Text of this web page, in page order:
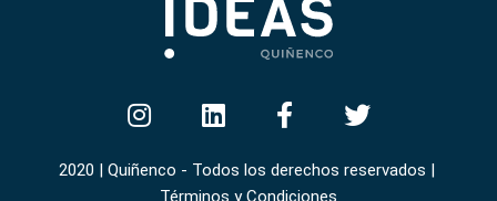
2020 | Quiñenco - Todos los derechos reservados |
Términos y Condiciones